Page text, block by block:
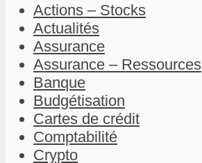
Actions – Stocks
Actualités
Assurance
Assurance – Ressources
Banque
Budgétisation
Cartes de crédit
Comptabilité
Crypto